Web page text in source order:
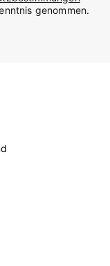
genommen.